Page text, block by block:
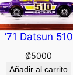
’71 Datsun 510
₡5000
Añadir al carrito